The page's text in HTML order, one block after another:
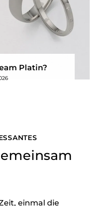
Platin?
einmal die